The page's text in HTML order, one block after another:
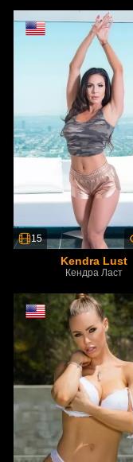
15
Kendra Lust
Кендра Ласт